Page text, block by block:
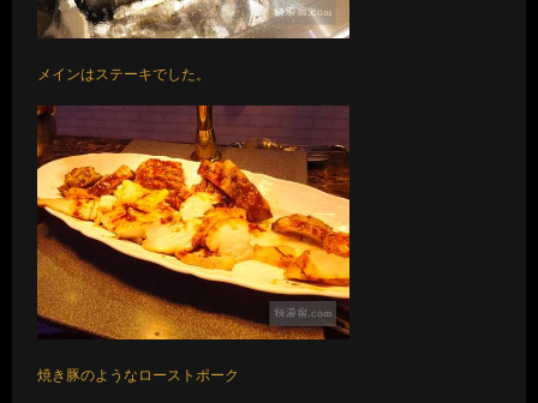
メインはステーキでした。
焼き豚のようなローストポーク